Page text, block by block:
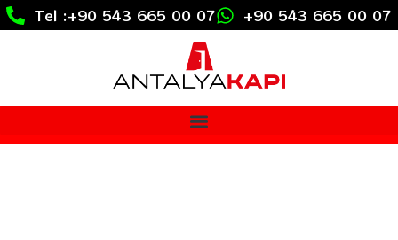
Tel :+90 543 665 00 07 +90 543 665 00 07